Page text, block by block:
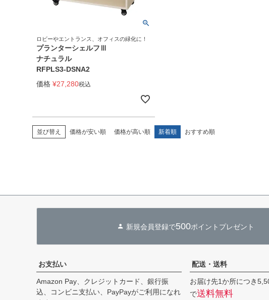
ロビーやエントランス、オフィスの緑化に！
プランターシェルフⅢ
ナチュラル
RFPLS3-DSNA2
価格 ¥27,280税込
並び替え 価格が安い順 価格が高い順 新着順 おすすめ順
新規会員登録で500ポイントプレゼント
お支払い
Amazon Pay、クレジットカード、銀行振
込、コンビニ支払い、PayPayがご利用になれ
配送・送料
お届け先1か所につき
で送料無料